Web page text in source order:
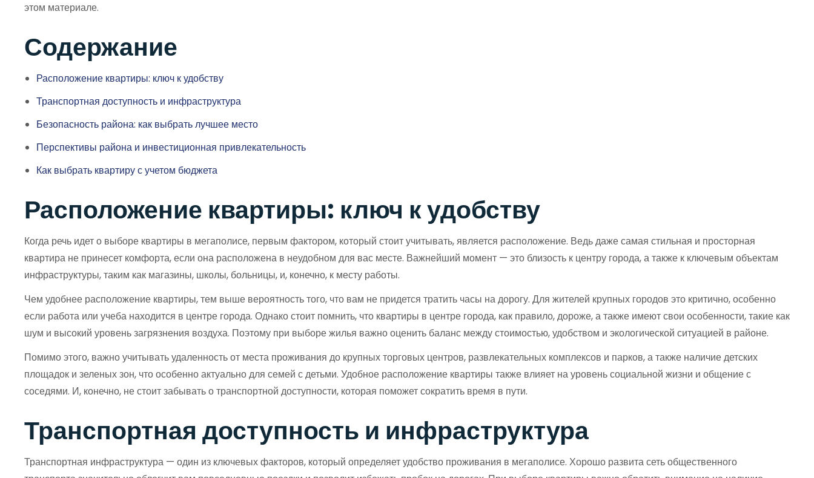
этом материале.
Содержание
Расположение квартиры: ключ к удобству
Транспортная доступность и инфраструктура
Безопасность района: как выбрать лучшее место
Перспективы района и инвестиционная привлекательность
Как выбрать квартиру с учетом бюджета
Расположение квартиры: ключ к удобству
Когда речь идет о выборе квартиры в мегаполисе, первым фактором, который стоит учитывать, является расположение. Ведь даже самая стильная и просторная
квартира не принесет комфорта, если она расположена в неудобном для вас месте. Важнейший момент — это близость к центру города, а также к ключевым объектам
инфраструктуры, таким как магазины, школы, больницы, и, конечно, к месту работы.
Чем удобнее расположение квартиры, тем выше вероятность того, что вам не придется тратить часы на дорогу. Для жителей крупных городов это критично, особенно
если работа или учеба находится в центре города. Однако стоит помнить, что квартиры в центре города, как правило, дороже, а также имеют свои особенности, такие как
шум и высокий уровень загрязнения воздуха. Поэтому при выборе жилья важно оценить баланс между стоимостью, удобством и экологической ситуацией в районе.
Помимо этого, важно учитывать удаленность от места проживания до крупных торговых центров, развлекательных комплексов и парков, а также наличие детских
площадок и зеленых зон, что особенно актуально для семей с детьми. Удобное расположение квартиры также влияет на уровень социальной жизни и общение с
соседями. И, конечно, не стоит забывать о транспортной доступности, которая поможет сократить время в пути.
Транспортная доступность и инфраструктура
Транспортная инфраструктура — один из ключевых факторов, который определяет удобство проживания в мегаполисе. Хорошо развита сеть общественного